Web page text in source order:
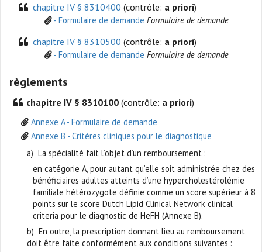
chapitre IV § 8310400 (contrôle: a priori)
- Formulaire de demande Formulaire de demande
chapitre IV § 8310500 (contrôle: a priori)
- Formulaire de demande Formulaire de demande
règlements
chapitre IV § 8310100 (contrôle: a priori)
Annexe A - Formulaire de demande
Annexe B - Critères cliniques pour le diagnostique
a) La spécialité fait l’objet d’un remboursement :
en catégorie A, pour autant qu’elle soit administrée chez des
bénéficiaires adultes atteints d’une hypercholestérolémie
familiale hétérozygote définie comme un score supérieur à 8
points sur le score Dutch Lipid Clinical Network clinical
criteria pour le diagnostic de HeFH (Annexe B).
b) En outre, la prescription donnant lieu au remboursement
doit être faite conformément aux conditions suivantes :